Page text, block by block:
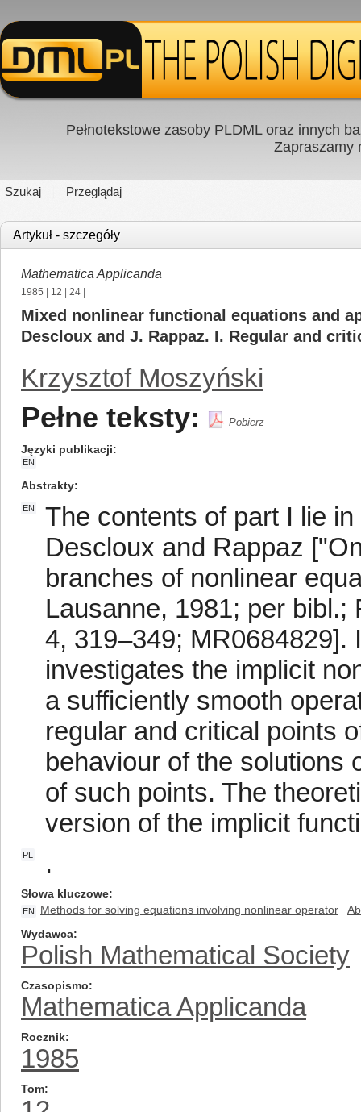
Pełnotekstowe zasoby PLDML oraz innych
Zapraszamy
Szukaj Przeglądaj
Artykuł - szczegóły
Mathematica Applicanda
1985 12 24
Mixed nonlinear functional equations and
Descloux and J. Rappaz. I. Regular and
Krzysztof Moszyński
Pełne teksty: Pobierz
Języki publikacji
EN
Abstrakty
EN
The contents of part I lie
Descloux and Rappaz
branches of nonlinear
Lausanne, 1981; per bibl.;
4, 319–349;
investigates the implicit
a sufficiently smooth
regular and critical points
behaviour of the solutions
of such points. The
version of the implicit
PL .
Słowa kluczowe
EN Methods for solving equations involving nonlinear operator
Wydawca
Polish Mathematical Society
Czasopismo
Mathematica Applicanda
Rocznik
1985
Tom